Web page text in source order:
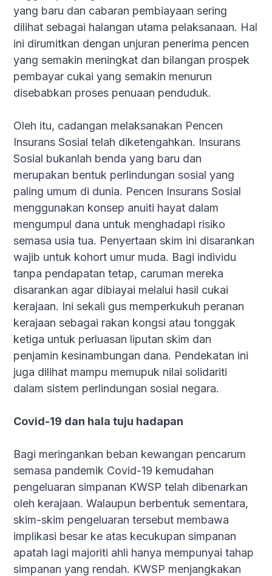
yang baru dan cabaran pembiayaan sering
dilihat sebagai halangan utama pelaksanaan. Hal
ini dirumitkan dengan unjuran penerima pencen
yang semakin meningkat dan bilangan prospek
pembayar cukai yang semakin menurun
disebabkan proses penuaan penduduk.
Oleh itu, cadangan melaksanakan Pencen
Insurans Sosial telah diketengahkan. Insurans
Sosial bukanlah benda yang baru dan
merupakan bentuk perlindungan sosial yang
paling umum di dunia. Pencen Insurans Sosial
menggunakan konsep anuiti hayat dalam
mengumpul dana untuk menghadapi risiko
semasa usia tua. Penyertaan skim ini disarankan
wajib untuk kohort umur muda. Bagi individu
tanpa pendapatan tetap, caruman mereka
disarankan agar dibiayai melalui hasil cukai
kerajaan. Ini sekali gus memperkukuh peranan
kerajaan sebagai rakan kongsi atau tonggak
ketiga untuk perluasan liputan skim dan
penjamin kesinambungan dana. Pendekatan ini
juga dilihat mampu memupuk nilai solidariti
dalam sistem perlindungan sosial negara.
Covid-19 dan hala tuju hadapan
Bagi meringankan beban kewangan pencarum
semasa pandemik Covid-19 kemudahan
pengeluaran simpanan KWSP telah dibenarkan
oleh kerajaan. Walaupun berbentuk sementara,
skim-skim pengeluaran tersebut membawa
implikasi besar ke atas kecukupan simpanan
apatah lagi majoriti ahli hanya mempunyai tahap
simpanan yang rendah. KWSP menjangkakan